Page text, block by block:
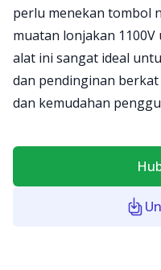
perlu menekan tombol
muatan lonjakan
alat ini sangat ideal
dan pendinginan
dan kemudahan